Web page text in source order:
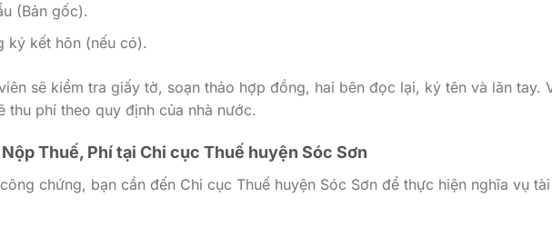
(Bản gốc).
ký kết hôn (nếu có).
sẽ kiểm tra giấy tờ, soạn thảo hợp đồng, hai bên đọc lại, ký tên và lăn tay.
thu phí theo quy định của nhà nước.
Thuế, Phí tại Chi cục Thuế huyện Sóc Sơn
chứng, bạn cần đến Chi cục Thuế huyện Sóc Sơn để thực hiện nghĩa vụ tài